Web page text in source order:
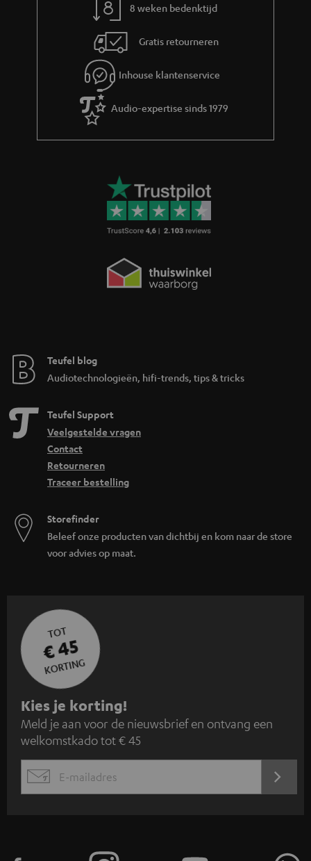
8 weken bedenktijd
Gratis retourneren
Inhouse klantenservice
Audio-expertise sinds 1979
Teufel blog
Audiotechnologieën, hifi-trends, tips & tricks
Teufel Support
Veelgestelde vragen
Contact
Retourneren
Traceer bestelling
Storefinder
Beleef onze producten van dichtbij en kom naar de store
voor advies op maat.
TOT
€ 45
KORTING
A
a
n
m
e
Kies je korting!
Meld je aan voor de nieuwsbrief en ontvang een
welkomstkado tot € 45
EMAIL